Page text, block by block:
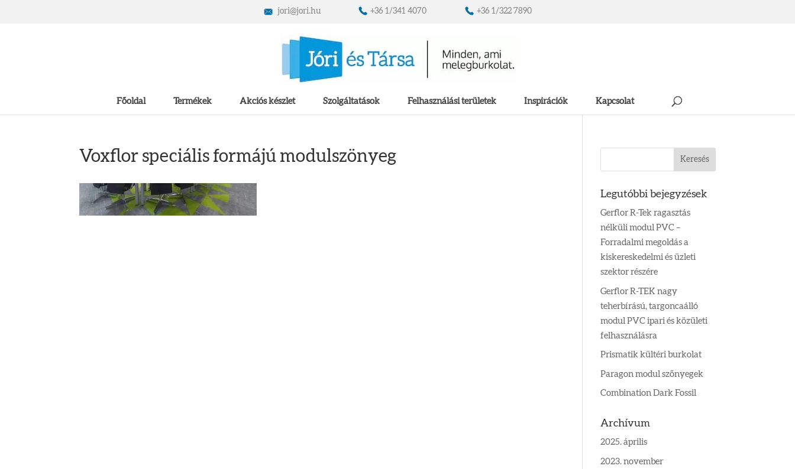
jori@jori.hu +36 1/341 4070 +36 1/322 7890
Főoldal Termékek Akciós készlet Szolgáltatások Felhasználási területek Inspirációk Kapcsolat
Voxflor speciális formájú modulszönyeg
Legutóbbi bejegyzések
Gerflor R-Tek ragasztás
nélküli modul PVC –
Forradalmi megoldás a
kiskereskedelmi és üzleti
szektor részére
Gerflor R-TEK nagy
teherbírású, targoncaálló
modul PVC ipari és közületi
felhasználásra
Prismatik kültéri burkolat
Paragon modul szőnyegek
Combination Dark Fossil
Archívum
2025. április
2023. november